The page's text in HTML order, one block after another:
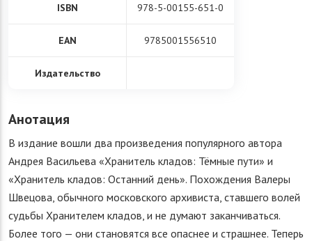
ISBN 978-5-00155-651-0
EAN 9785001556510
Издательство
Анотация
В издание вошли два произведения популярного автора
Андрея Васильева «Хранитель кладов: Тёмные пути» и
«Хранитель кладов: Останний день». Похождения Валеры
Швецова, обычного московского архивиста, ставшего волей
судьбы Хранителем кладов, и не думают заканчиваться.
Более того — они становятся все опаснее и страшнее. Теперь